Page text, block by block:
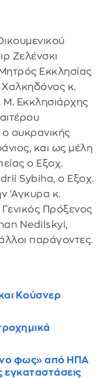
Ζελένσκι
Εκκλησίας
κ.
Μ. Εκκλησιάρχης
ο ουκρανικής
και ως μέλη
ο Εξοχ.
Sybiha, ο Εξοχ.
'Αγκυρα κ.
Πρόξενος
Nedilskyi,
παράγοντες.
Κούσνερ
φως» από ΗΠΑ
εγκαταστάσεις